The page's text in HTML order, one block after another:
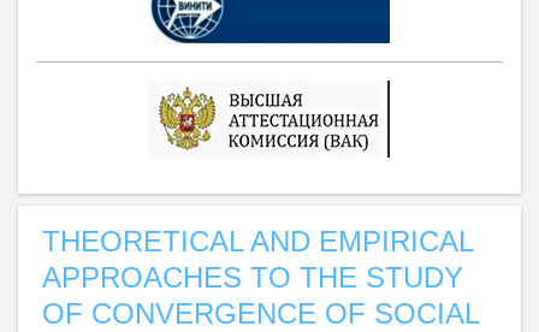
THEORETICAL AND EMPIRICAL
APPROACHES TO THE STUDY
OF CONVERGENCE OF SOCIAL